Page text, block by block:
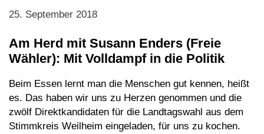
25. September 2018
Am Herd mit Susann Enders (Freie
Wähler): Mit Volldampf in die Politik
Beim Essen lernt man die Menschen gut kennen, heißt
es. Das haben wir uns zu Herzen genommen und die
zwölf Direktkandidaten für die Landtagswahl aus dem
Stimmkreis Weilheim eingeladen, für uns zu kochen.